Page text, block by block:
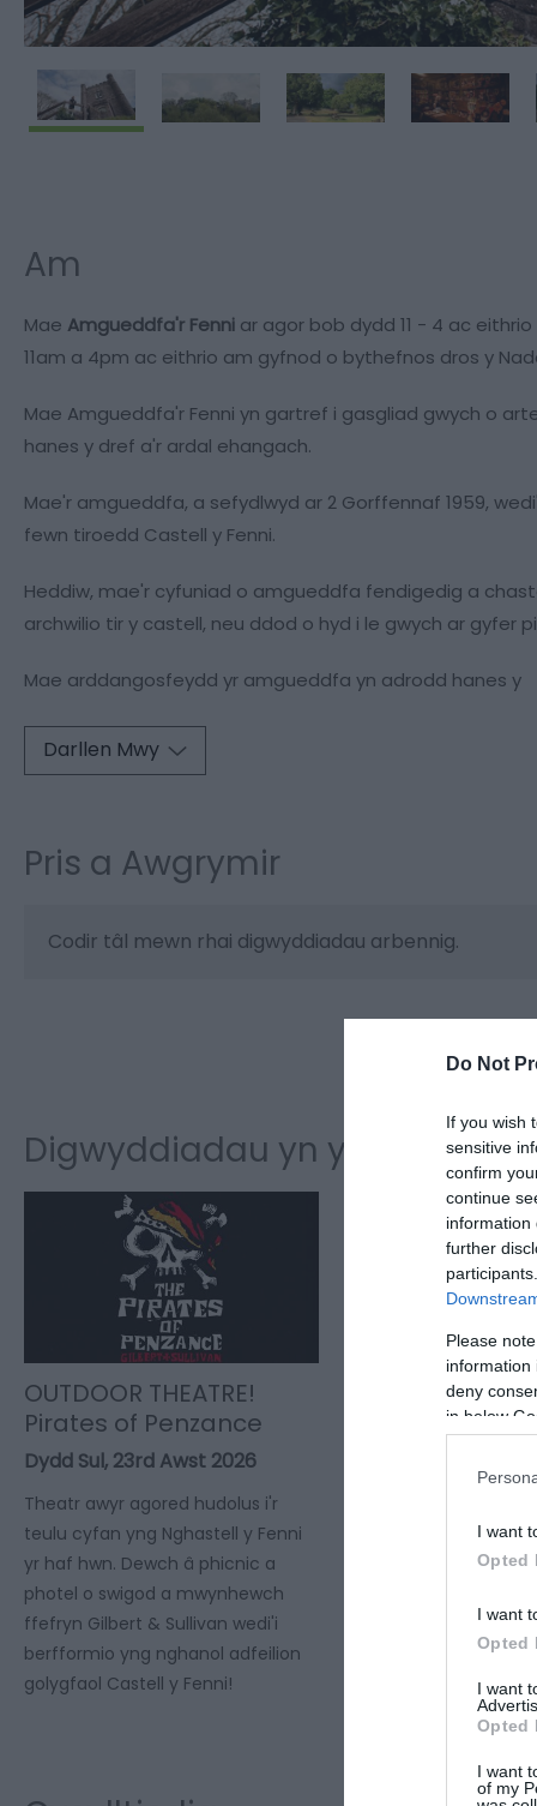
Do Not
If you wish
sensitive
confirm
continue
information
further
Please
information
deny
in below
I want
Opted
I want
Opted
I want
Opted
I want
of my
Am
Mae Amgueddfa'r Fenni ar agor bob dydd 11 - 4 ac
11am a 4pm ac eithrio am gyfnod o bythefnos dros y
Mae Amgueddfa'r Fenni yn gartref i gasgliad gwych o
hanes y dref a'r ardal ehangach.
Mae'r amgueddfa, a sefydlwyd ar 2 Gorffennaf 1959,
fewn tiroedd Castell y Fenni.
Heddiw, mae'r cyfuniad o amgueddfa fendigedig a
archwilio tir y castell, neu ddod o hyd i le gwych ar gyfer
Mae arddangosfeydd yr amgueddfa yn adrodd hanes y
Darllen Mwy
Pris a Awgrymir
Codir tâl mewn rhai digwyddiadau arbennig.
Ewch i’r
Digwyddiadau yn y Lleoliad
OUTDOOR THEATRE!
Pirates of Penzance
Dydd Sul, 23rd Awst 2026
Theatr awyr agored hudolus i'r
teulu cyfan yng Nghastell y Fenni
yr haf hwn. Dewch â phicnic a
photel o swigod a mwynhewch
ffefryn Gilbert & Sullivan wedi'i
berfformio yng nghanol adfeilion
golygfaol Castell y Fenni!